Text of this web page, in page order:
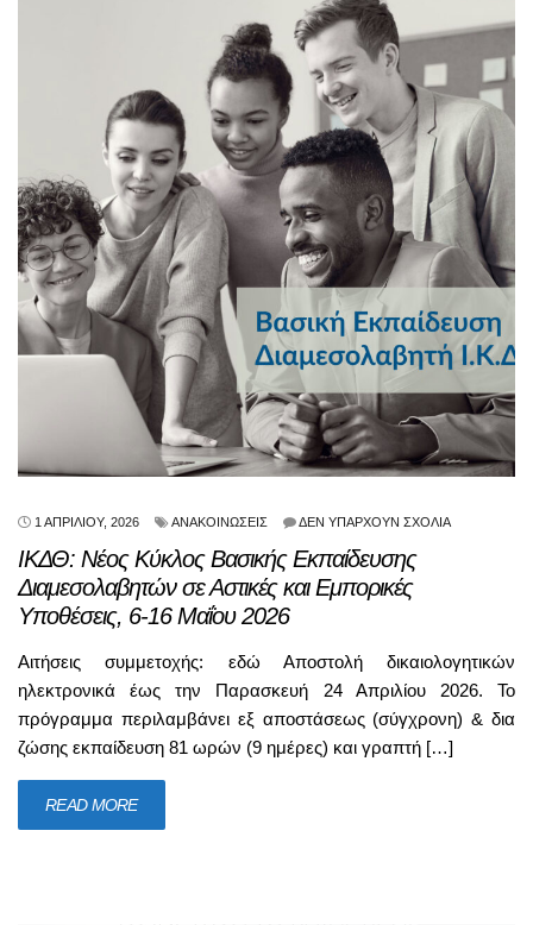
1 ΑΠΡΙΛΊΟΥ, 2026 ΑΝΑΚΟΙΝΏΣΕΙΣ ΔΕΝ ΥΠΆΡΧΟΥΝ ΣΧΌΛΙΑ
ΙΚΔΘ: Νέος Κύκλος Βασικής Εκπαίδευσης
Διαμεσολαβητών σε Αστικές και Εμπορικές
Υποθέσεις, 6-16 Μαΐου 2026
Αιτήσεις συμμετοχής: εδώ Αποστολή δικαιολογητικών
ηλεκτρονικά έως την Παρασκευή 24 Απριλίου 2026. Το
πρόγραμμα περιλαμβάνει εξ αποστάσεως (σύγχρονη) & δια
ζώσης εκπαίδευση 81 ωρών (9 ημέρες) και γραπτή […]
READ MORE